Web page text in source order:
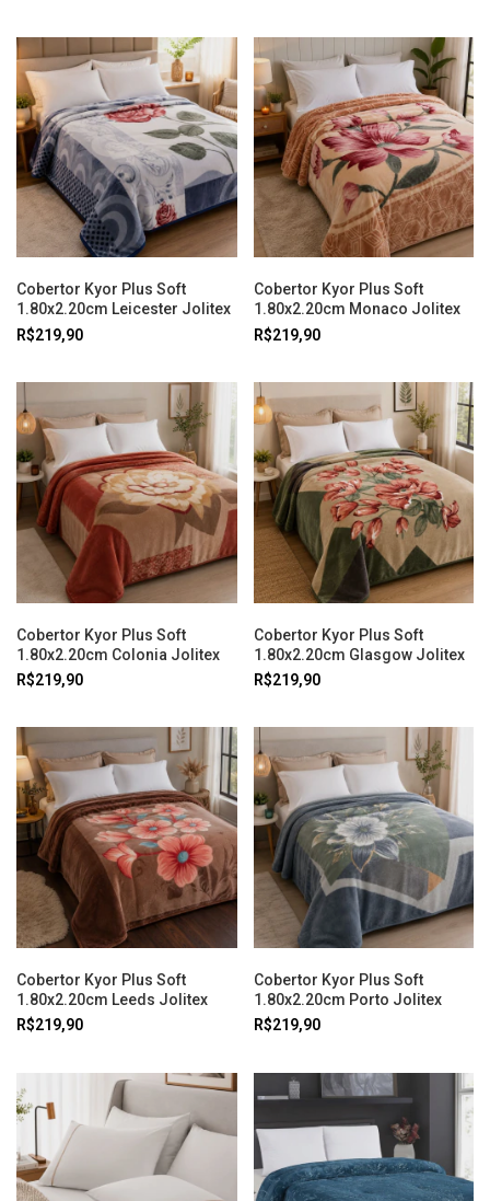
Cobertor Kyor Plus Soft
1.80x2.20cm Leicester Jolitex
R$219,90
Cobertor Kyor Plus Soft
1.80x2.20cm Monaco Jolitex
R$219,90
Cobertor Kyor Plus Soft
1.80x2.20cm Colonia Jolitex
R$219,90
Cobertor Kyor Plus Soft
1.80x2.20cm Glasgow Jolitex
R$219,90
Cobertor Kyor Plus Soft
1.80x2.20cm Leeds Jolitex
R$219,90
Cobertor Kyor Plus Soft
1.80x2.20cm Porto Jolitex
R$219,90